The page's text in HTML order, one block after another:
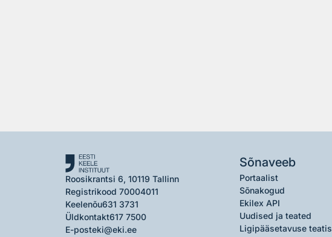
Roosikrantsi 6, 10119 Tallinn
Registrikood 70004011
Keelenõu631 3731
Üldkontakt617 7500
E-posteki@eki.ee
Sõnaveeb
Portaalist
Sõnakogud
Ekilex API
Uudised ja teated
Ligipääsetavuse teatis